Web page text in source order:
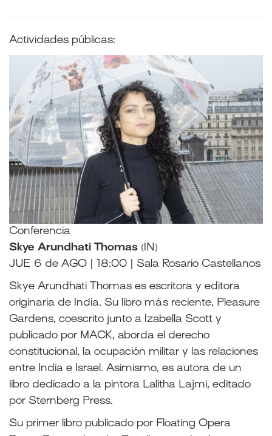
Actividades públicas:
Conferencia
Skye Arundhati Thomas (IN)
JUE 6 de AGO | 18:00 | Sala Rosario Castellanos
Skye Arundhati Thomas es escritora y editora
originaria de India. Su libro más reciente, Pleasure
Gardens, coescrito junto a Izabella Scott y
publicado por MACK, aborda el derecho
constitucional, la ocupación militar y las relaciones
entre India e Israel. Asimismo, es autora de un
libro dedicado a la pintora Lalitha Lajmi, editado
por Sternberg Press.
Su primer libro publicado por Floating Opera